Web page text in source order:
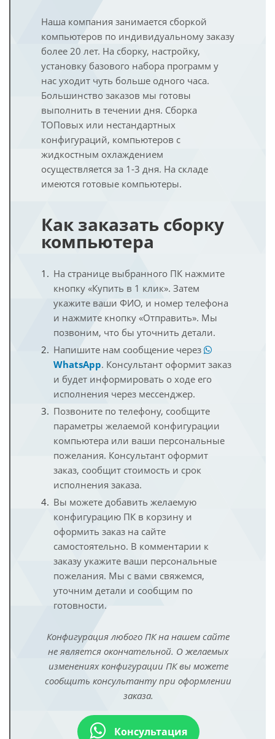
Наша компания занимается сборкой
компьютеров по индивидуальному заказу
более 20 лет. На сборку, настройку,
установку базового набора программ у
нас уходит чуть больше одного часа.
Большинство заказов мы готовы
выполнить в течении дня. Сборка
ТОПовых или нестандартных
конфигураций, компьютеров с
жидкостным охлаждением
осуществляется за 1-3 дня. На складе
имеются готовые компьютеры.
Как заказать сборку
компьютера
На странице выбранного ПК нажмите
кнопку «Купить в 1 клик». Затем
укажите ваши ФИО, и номер телефона
и нажмите кнопку «Отправить». Мы
позвоним, что бы уточнить детали.
Напишите нам сообщение через
WhatsApp. Консультант оформит заказ
и будет информировать о ходе его
исполнения через мессенджер.
Позвоните по телефону, сообщите
параметры желаемой конфигурации
компьютера или ваши персональные
пожелания. Консультант оформит
заказ, сообщит стоимость и срок
исполнения заказа.
Вы можете добавить желаемую
конфигурацию ПК в корзину и
оформить заказ на сайте
самостоятельно. В комментарии к
заказу укажите ваши персональные
пожелания. Мы с вами свяжемся,
уточним детали и сообщим по
готовности.
Конфигурация любого ПК на нашем сайте
не является окончательной. О желаемых
изменениях конфигурации ПК вы можете
сообщить консультанту при оформлении
заказа.
Консультация